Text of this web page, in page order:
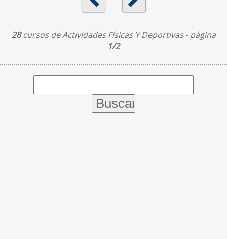
28cursos de Actividades Físicas Y Deportivas - página
1/2